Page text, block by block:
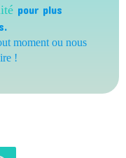
pour plus
moment ou nous
!